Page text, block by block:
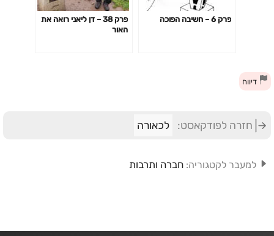
פרק 6 – חשיבה הפוכה
פרק 38 – דן ליאני רואה את
האור
דיווח
חזרה לפודקאסט: לכאורה
למעבר לקטגוריה: חברה ותרבות